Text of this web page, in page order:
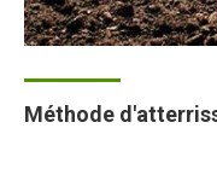
Méthode